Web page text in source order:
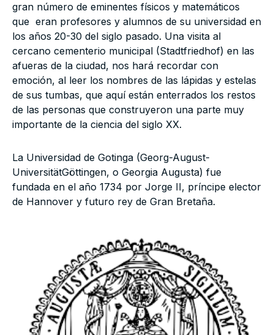
gran número de eminentes físicos y matemáticos
que eran profesores y alumnos de su universidad en
los años 20-30 del siglo pasado. Una visita al
cercano cementerio municipal (Stadtfriedhof) en las
afueras de la ciudad, nos hará recordar con
emoción, al leer los nombres de las lápidas y estelas
de sus tumbas, que aquí están enterrados los restos
de las personas que construyeron una parte muy
importante de la ciencia del siglo XX.
La Universidad de Gotinga (Georg-August-
UniversitätGöttingen, o Georgia Augusta) fue
fundada en el año 1734 por Jorge II, príncipe elector
de Hannover y futuro rey de Gran Bretaña.